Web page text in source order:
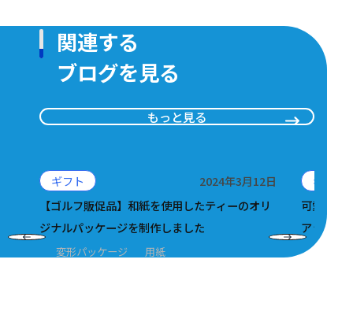
関連する
ブログを見る
もっと見る
ギフト
2024年3月12日
【ゴルフ販促品】和紙を使用したティーのオリ
ジナルパッケージを制作しました
変形パッケージ 用紙
ギフト
可愛くて
アップ